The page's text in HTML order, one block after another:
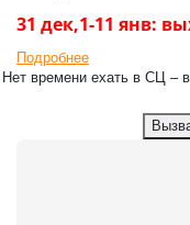
31 дек,1-11 янв:
Подробнее
Нет времени ехать в СЦ –